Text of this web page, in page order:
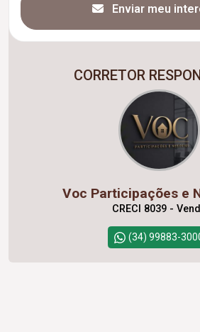
Enviar meu
CORRETOR
Voc Participações e
CRECI 8039 -
(34) 99883-